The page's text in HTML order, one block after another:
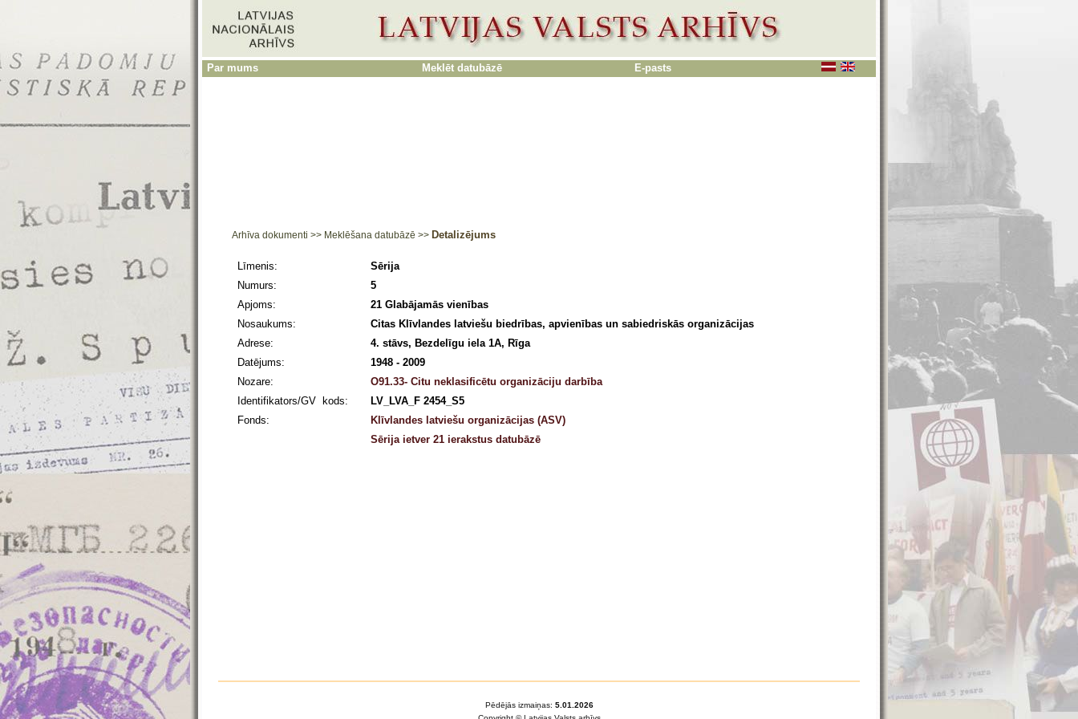
Par mums Meklēt datubāzē E-pasts
Arhīva dokumenti >> Meklēšana datubāzē >> Detalizējums
Līmenis:
Sērija
Numurs:
5
Apjoms:
21 Glabājamās vienības
Nosaukums:
Citas Klīvlandes latviešu biedrības, apvienības un sabiedriskās organizācijas
Adrese:
4. stāvs, Bezdelīgu iela 1A, Rīga
Datējums:
1948 - 2009
Nozare:
O91.33- Citu neklasificētu organizāciju darbība
Identifikators/GV kods:
LV_LVA_F 2454_S5
Fonds:
Klīvlandes latviešu organizācijas (ASV)
Sērija ietver 21 ierakstus datubāzē
Pēdējās izmaiņas: 5.01.2026